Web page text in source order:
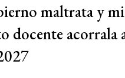
maltrata y
docente acorrala